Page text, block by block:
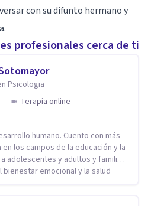
con su difunto hermano y
profesionales cerca de ti
Psicologia
Terapia online
humano. Cuento con más
los campos de la educación y la
adolescentes y adultos y familias
emocional y la salud